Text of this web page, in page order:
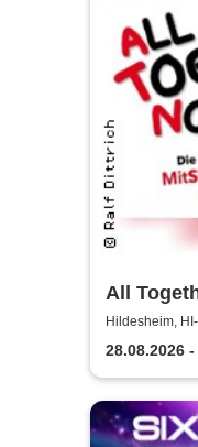
All
Hildesheim,
28.08.2026